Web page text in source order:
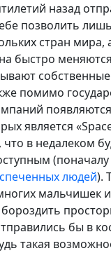
назад
позволить
стран
быстро
помимо
является
что в недалеком
людей).
мальчишек
бы в
такая